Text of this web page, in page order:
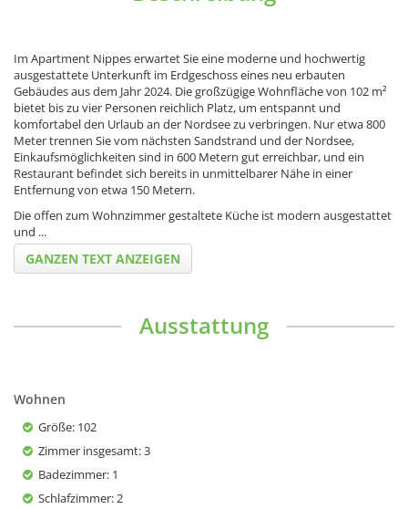
Im Apartment Nippes erwartet Sie eine moderne und hochwertig
ausgestattete Unterkunft im Erdgeschoss eines neu erbauten
Gebäudes aus dem Jahr 2024. Die großzügige Wohnfläche von 102 m²
bietet bis zu vier Personen reichlich Platz, um entspannt und
komfortabel den Urlaub an der Nordsee zu verbringen. Nur etwa 800
Meter trennen Sie vom nächsten Sandstrand und der Nordsee,
Einkaufsmöglichkeiten sind in 600 Metern gut erreichbar, und ein
Restaurant befindet sich bereits in unmittelbarer Nähe in einer
Entfernung von etwa 150 Metern.
Die offen zum Wohnzimmer gestaltete Küche ist modern ausgestattet
und ...
GANZEN TEXT ANZEIGEN
Ausstattung
Wohnen
Größe: 102
Zimmer insgesamt: 3
Badezimmer: 1
Schlafzimmer: 2